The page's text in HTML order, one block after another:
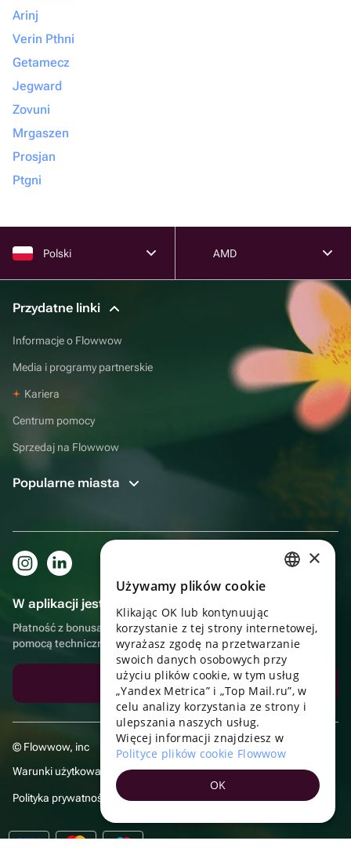
Arinj
Verin Pthni
Getamecz
Jegward
Zovuni
Mrgaszen
Prosjan
Ptgni
Polski AMD
Przydatne linki
Informacje o Flowwow
Media i programy partnerskie
Kariera
Centrum pomocy
Sprzedaj na Flowwow
Popularne miasta
W aplikacji jest to jeszcze wygodniejsze!
Płatność z bonusami, samodzielna dostawa, wygodny czat z
pomocą techniczną
Pobierz aplikację
© Flowwow, inc
Warunki użytkowania
Polityka prywatności
UKRAINIAN
PORTUGUESE
SPANISH
TURKISH
×
Używamy plików cookie
Klikając OK lub kontynuując
korzystanie z tej strony internetowej,
wyrażasz zgodę na przetwarzanie
swoich danych osobowych przy
użyciu plików cookie, w tym usług
„Yandex Metrica” i „Top Mail.ru”, w
celu analizy korzystania ze strony i
ulepszania naszych usług.
Więcej informacji znajdziesz w
Polityce plików cookie Flowwow
OK